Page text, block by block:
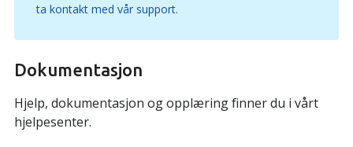
ta kontakt med vår support.
Dokumentasjon
Hjelp, dokumentasjon og opplæring finner du i vårt
hjelpesenter.